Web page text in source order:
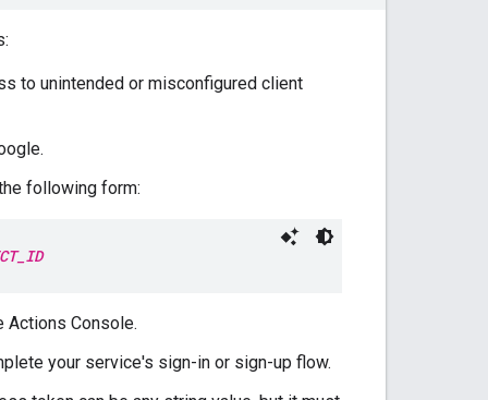
to unintended or misconfigured client
following form:
Actions Console.
your service's sign-in or sign-up flow.